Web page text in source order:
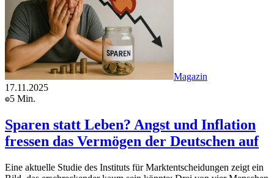
Magazin
17.11.2025
5 Min.
Sparen statt Leben? Angst und Inflation
fressen das Vermögen der Deutschen auf
Eine aktuelle Studie des Instituts für Marktentscheidungen zeigt ein